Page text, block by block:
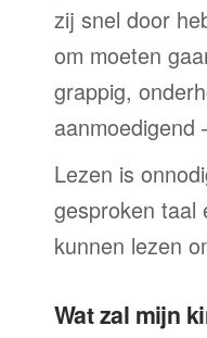
zij snel door
om moeten
grappig,
aanmoedigend
Lezen is
gesproken taal
kunnen lezen
Wat zal mijn